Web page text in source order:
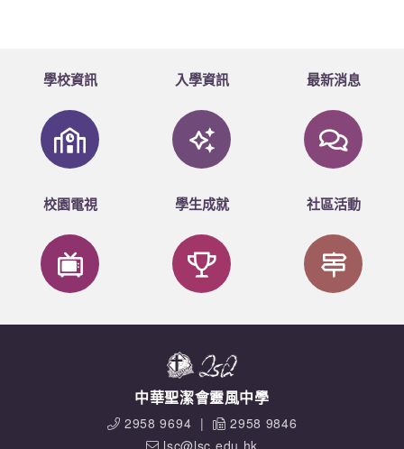
學校資訊 入學資訊 最新消息
校園電視 學生成就 社區活動
中華聖潔會靈風中學
2958 9694 |
2958 9846